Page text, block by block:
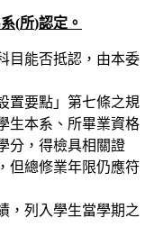
(所)認定。
目能否抵認，由本委
置要點」第七條之規
生本系、所畢業資格
分，得檢具相關證
但總修業年限仍應符
，列入學生當學期之